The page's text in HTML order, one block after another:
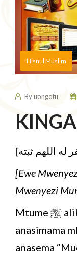
Hisnul Muslim
Byuongofu
له اللهم ثبته]
[Ewe
Mwenyezi
Mtume ﷺ alikuwa akimaliza kuzika
anasimama
anasema